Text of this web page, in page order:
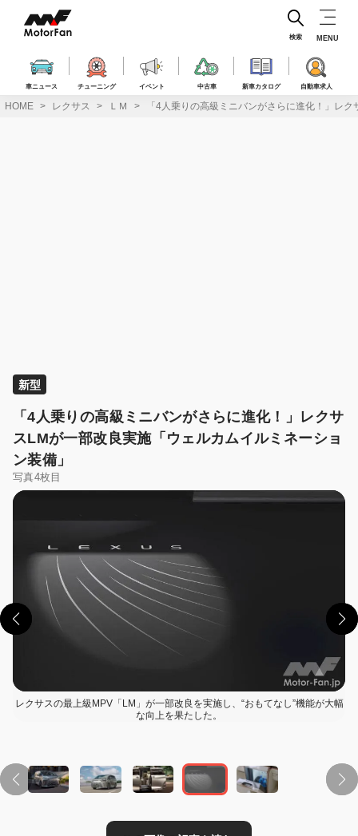
ス
車ニュース チューニング イベント 中古車 新車カタログ 自動車求人
検索 MENU
HOME レクサス ＬＭ 「4人乗りの高級ミニバンがさらに進化！」レ
新型
「4人乗りの高級ミニバンがさらに進化！」レクサ
スLMが一部改良実施「ウェルカムイルミネーショ
ン装備」
写真4枚目
レクサスの最上級MPV「LM」が一部改良を実施し、“おもてなし”機能が大幅
な向上を果たした。
この画像の記事を読む